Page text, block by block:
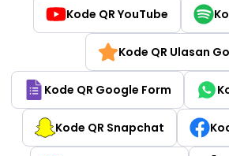
Kode QR YouTube
Kode QR Ulasan
Kode QR Google Form
Kode QR Snapchat